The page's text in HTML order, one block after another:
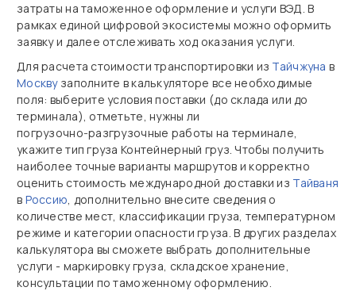
затраты на таможенное оформление и услуги ВЭД. В
рамках единой цифровой экосистемы можно оформить
заявку и далее отслеживать ход оказания услуги.
Для расчета стоимости транспортировки из Тайчжуна в
Москвузаполните в калькуляторе все необходимые
поля: выберите условия поставки (до склада или до
терминала), отметьте, нужны ли
погрузочно‑разгрузочные работы на терминале,
укажите тип груза Контейнерный груз. Чтобы получить
наиболее точные варианты маршрутов и корректно
оценить стоимость международной доставки из Тайваня
в Россию, дополнительно внесите сведения о
количестве мест, классификации груза, температурном
режиме и категории опасности груза. В других разделах
калькулятора вы сможете выбрать дополнительные
услуги - маркировку груза, складское хранение,
консультации по таможенному оформлению.